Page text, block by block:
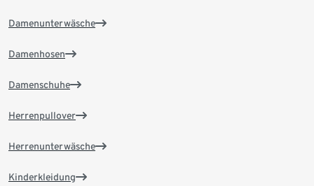
Damenunterwäsche
Damenhosen
Damenschuhe
Herrenpullover
Herrenunterwäsche
Kinderkleidung